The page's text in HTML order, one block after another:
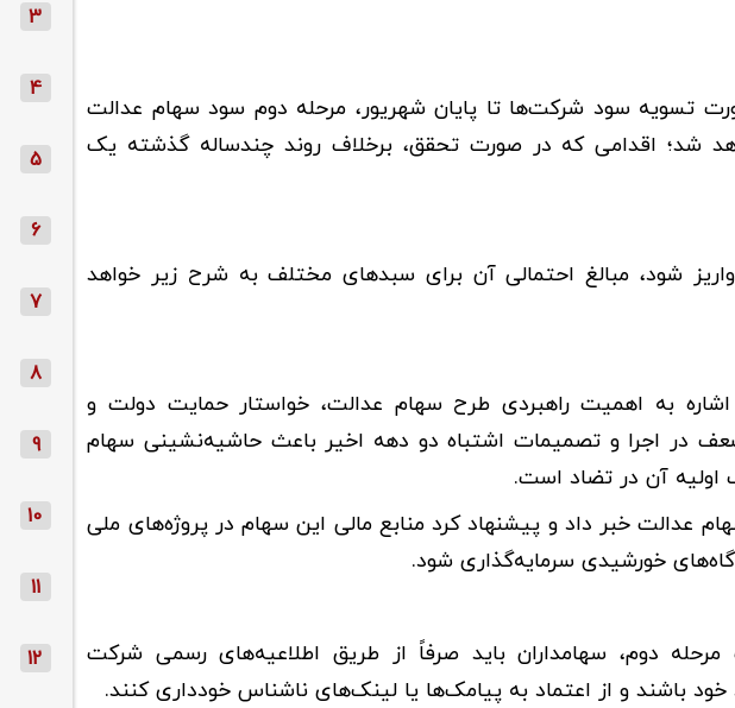
تسویه سود شرکت‌ها تا پایان شهریور، مرحله دوم سود سهام عدالت
شد؛ اقدامی که در صورت تحقق، برخلاف روند چندساله گذشته یک
سال ۱۴۰۲ در سال جاری واریز شود، مبالغ احتمالی آن برای سبد‌های مختلف به شرح زیر خواهد
به اهمیت راهبردی طرح سهام عدالت، خواستار حمایت دولت و
اجرا و تصمیمات اشتباه دو دهه اخیر باعث حاشیه‌نشینی سهام
اولیه آن در تضاد است.
عدالت خبر داد و پیشنهاد کرد منابع مالی این سهام در پروژه‌های ملی
خورشیدی سرمایه‌گذاری شود.
دوم، سهامداران باید صرفاً از طریق اطلاعیه‌های رسمی شرکت
باشند و از اعتماد به پیامک‌ها یا لینک‌های ناشناس خودداری کنند.
3
4
5
6
7
8
9
10
11
12